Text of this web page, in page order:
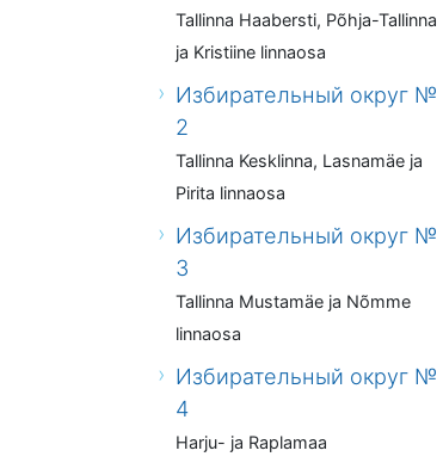
Tallinna Haabersti, Põhja-Tallinna
ja Kristiine linnaosa
Избирательный округ №
2
Tallinna Kesklinna, Lasnamäe ja
Pirita linnaosa
Избирательный округ №
3
Tallinna Mustamäe ja Nõmme
linnaosa
Избирательный округ №
4
Harju- ja Raplamaa